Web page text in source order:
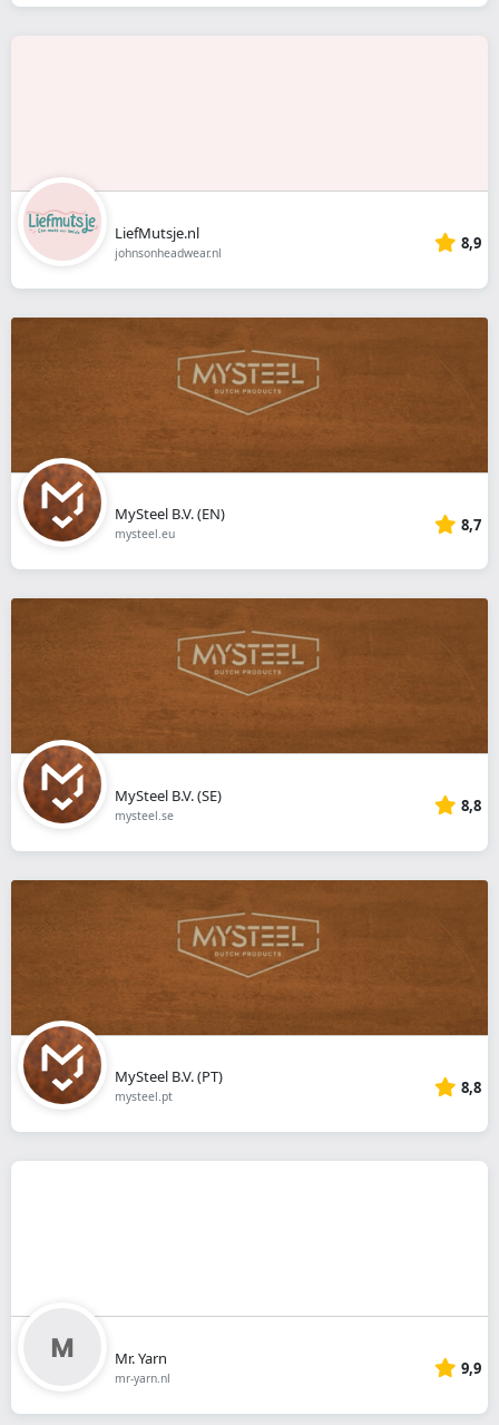
LiefMutsje.nl
johnsonheadwear.nl 8,9
MySteel B.V. (EN)
mysteel.eu 8,7
MySteel B.V. (SE)
mysteel.se 8,8
MySteel B.V. (PT)
mysteel.pt 8,8
Mr. Yarn
mr-yarn.nl 9,9